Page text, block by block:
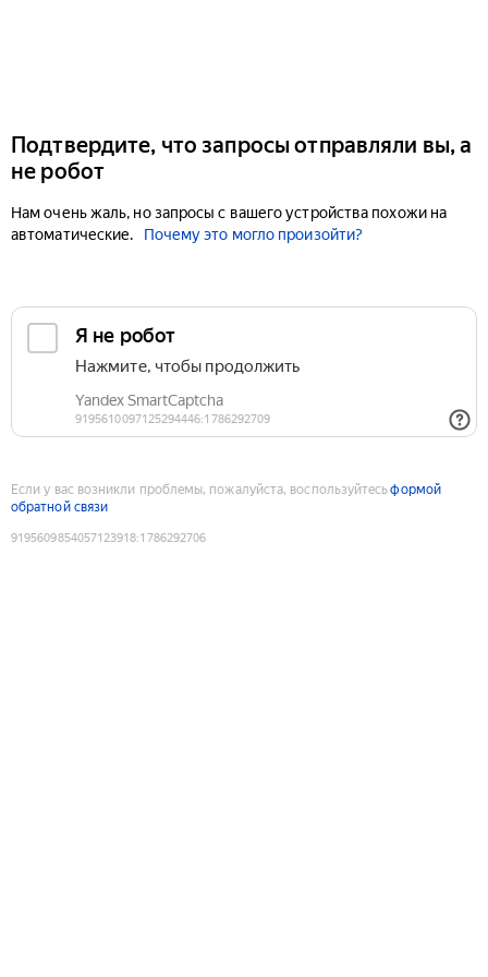
Подтвердите, что запросы отправляли вы, а
не робот
Нам очень жаль, но запросы с вашего устройства похожи на
автоматические.
Почему это могло произойти?
Если у вас возникли проблемы, пожалуйста, воспользуйтесьформой
обратной связи
9195609854057123918:1786292706